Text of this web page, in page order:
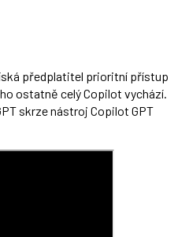
předplatitel prioritní přístup
ostatně celý Copilot vychází.
skrze nástroj Copilot GPT